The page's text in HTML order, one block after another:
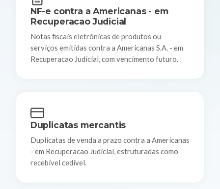
NF-e contra a Americanas - em
Recuperacao Judicial
Notas fiscais eletrônicas de produtos ou
serviços emitidas contra a Americanas S.A. - em
Recuperacao Judicial, com vencimento futuro.
Duplicatas mercantis
Duplicatas de venda a prazo contra a Americanas
- em Recuperacao Judicial, estruturadas como
recebível cedível.